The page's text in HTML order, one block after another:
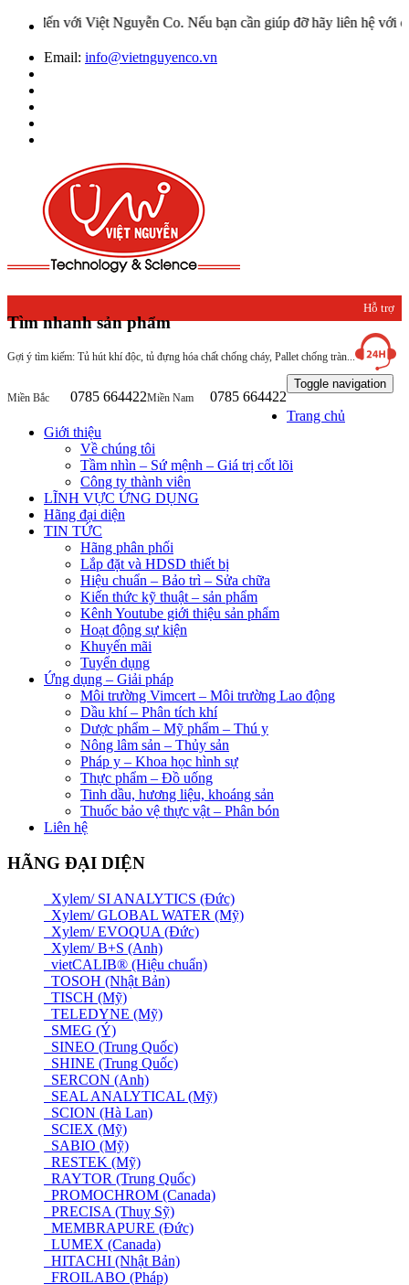
Nguyễn Co. Nếu bạn cần giúp đỡ hãy liên hệ với chúng tôi qua
Email: info@vietnguyenco.vn
Tìm nhanh sản phẩm
Gợi ý tìm kiếm: Tủ hút khí độc, tủ đựng hóa chất chống cháy, Pallet chống tràn...
Hỗ trợ
khách
hàng
Miền Bắc 0785 664422Miền Nam 0785 664422
Toggle navigation
Trang chủ
Giới thiệu
Về chúng tôi
Tầm nhìn – Sứ mệnh – Giá trị cốt lõi
Công ty thành viên
LĨNH VỰC ỨNG DỤNG
Hãng đại diện
TIN TỨC
Hãng phân phối
Lắp đặt và HDSD thiết bị
Hiệu chuẩn – Bảo trì – Sửa chữa
Kiến thức kỹ thuật – sản phẩm
Kênh Youtube giới thiệu sản phẩm
Hoạt động sự kiện
Khuyến mãi
Tuyển dụng
Ứng dụng – Giải pháp
Môi trường Vimcert – Môi trường Lao động
Dầu khí – Phân tích khí
Dược phẩm – Mỹ phẩm – Thú y
Nông lâm sản – Thủy sản
Pháp y – Khoa học hình sự
Thực phẩm – Đồ uống
Tinh dầu, hương liệu, khoáng sản
Thuốc bảo vệ thực vật – Phân bón
Liên hệ
HÃNG ĐẠI DIỆN
Xylem/ SI ANALYTICS (Đức)
Xylem/ GLOBAL WATER (Mỹ)
Xylem/ EVOQUA (Đức)
Xylem/ B+S (Anh)
vietCALIB® (Hiệu chuẩn)
TOSOH (Nhật Bản)
TISCH (Mỹ)
TELEDYNE (Mỹ)
SMEG (Ý)
SINEO (Trung Quốc)
SHINE (Trung Quốc)
SERCON (Anh)
SEAL ANALYTICAL (Mỹ)
SCION (Hà Lan)
SCIEX (Mỹ)
SABIO (Mỹ)
RESTEK (Mỹ)
RAYTOR (Trung Quốc)
PROMOCHROM (Canada)
PRECISA (Thuỵ Sỹ)
MEMBRAPURE (Đức)
LUMEX (Canada)
HITACHI (Nhật Bản)
FROILABO (Pháp)